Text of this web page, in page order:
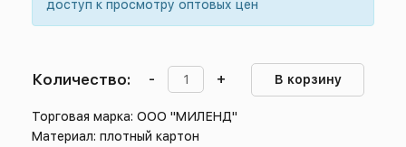
доступ к просмотру оптовых цен
Количество: - + В корзину
Торговая марка: ООО "МИЛЕНД"
Материал: плотный картон